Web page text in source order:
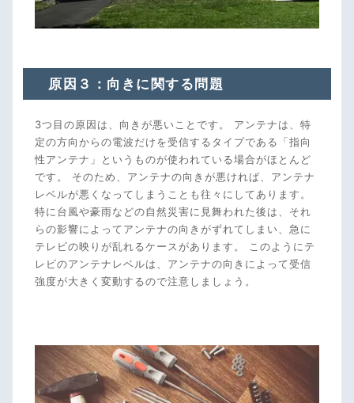
原因３：向きに関する問題
3つ目の原因は、向きが悪いことです。 アンテナは、特
定の方向からの電波だけを受信するタイプである「指向
性アンテナ」というものが使われている場合がほとんど
です。 そのため、アンテナの向きが悪ければ、アンテナ
レベルが悪くなってしまうことも往々にしてあります。
特に台風や豪雨などの自然災害に見舞われた後は、それ
らの影響によってアンテナの向きがずれてしまい、急に
テレビの映りが乱れるケースがあります。 このようにテ
レビのアンテナレベルは、アンテナの向きによって受信
強度が大きく変動するので注意しましょう。